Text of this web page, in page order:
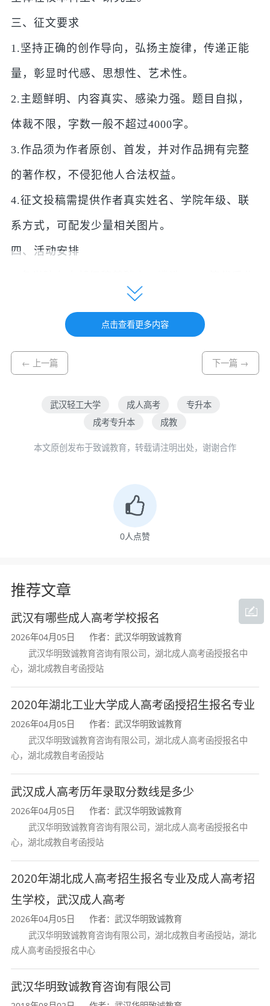
三、征文要求
1.坚持正确的创作导向，弘扬主旋律，传递正能
量，彰显时代感、思想性、艺术性。
2.主题鲜明、内容真实、感染力强。题目自拟，
体裁不限，字数一般不超过4000字。
3.作品须为作者原创、首发，并对作品拥有完整
的著作权，不侵犯他人合法权益。
4.征文投稿需提供作者真实姓名、学院年级、联
系方式，可配发少量相关图片。
四、活动安排
2.征集时间自2020年8月19日开始，至2020年9月
30日止。
3.活动设一、二、三等奖及优秀奖若干，并颁发
荣誉证书。
4.征文获奖情况将作为年终精神文明建设考核参
考依据。
来稿须由学院统一报送，纸质版、电子版各提交
一份，纸质版请交至行政楼510办公室，电子版请
联系人：程家才；联系方式：027-83955679
1.校报、官网轻工文苑、“武汉轻工大学”官微开
设“爱国心·报国情·强国志征文”栏目，刊发优选征
2.推荐优秀征文至“学习强国”湖北平台参与全省
评选。
党委宣传部
2020年8月19日
点击查看更多内容
← 上一篇 下一篇 →
武汉轻工大学 成人高考
专升本
成考专升本
成教
本文原创发布于致诚教育，转载请注明出处，谢谢合作
0人点赞
推荐文章
武汉有哪些成人高考学校报名
2026年04月05日
作者：武汉华明致诚教育
武汉华明致诚教育咨询有限公司，湖北成人高考函授报名中
心，湖北成教自考函授站
2020年湖北工业大学成人高考函授招生报名专业
2026年04月05日
作者：武汉华明致诚教育
武汉华明致诚教育咨询有限公司，湖北成人高考函授报名中
心，湖北成教自考函授站
武汉成人高考历年录取分数线是多少
2026年04月05日
作者：武汉华明致诚教育
武汉华明致诚教育咨询有限公司，湖北成人高考函授报名中
心，湖北成教自考函授站
2020年湖北成人高考招生报名专业及成人高考招
生学校，武汉成人高考
2026年04月05日
作者：武汉华明致诚教育
武汉华明致诚教育咨询有限公司，湖北成教自考函授站，湖北
成人高考函授报名中心
武汉华明致诚教育咨询有限公司